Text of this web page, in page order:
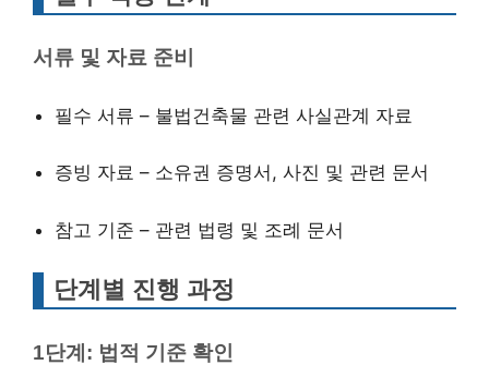
서류 및 자료 준비
필수 서류 – 불법건축물 관련 사실관계 자료
증빙 자료 – 소유권 증명서, 사진 및 관련 문서
참고 기준 – 관련 법령 및 조례 문서
단계별 진행 과정
1단계: 법적 기준 확인